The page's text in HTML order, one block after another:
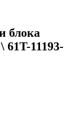
блока
11193-